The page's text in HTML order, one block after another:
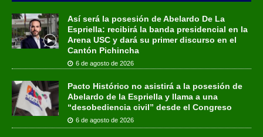
Así será la posesión de Abelardo De La
Espriella: recibirá la banda presidencial en la
Arena USC y dará su primer discurso en el
Cantón Pichincha
6 de agosto de 2026
Pacto Histórico no asistirá a la posesión de
Abelardo de la Espriella y llama a una
“desobediencia civil” desde el Congreso
6 de agosto de 2026